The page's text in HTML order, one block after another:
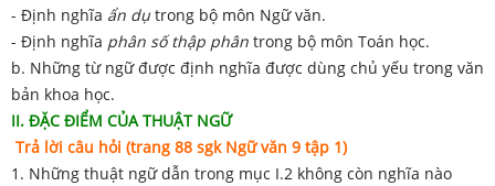
- Định nghĩa ẩn dụ trong bộ môn Ngữ văn.
- Định nghĩa phân số thập phân trong bộ môn Toán học.
b. Những từ ngữ được định nghĩa được dùng chủ yếu trong văn
bản khoa học.
II. ĐẶC ĐIỂM CỦA THUẬT NGỮ
Trả lời câu hỏi (trang 88 sgk Ngữ văn 9 tập 1)
1. Những thuật ngữ dẫn trong mục I.2 không còn nghĩa nào